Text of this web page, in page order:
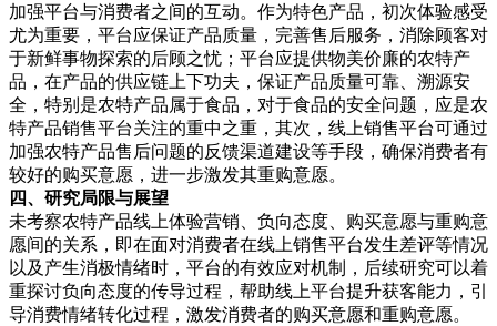
加强平台与消费者之间的互动。作为特色产品，初次体验感受
尤为重要，平台应保证产品质量，完善售后服务，消除顾客对
于新鲜事物探索的后顾之忧；平台应提供物美价廉的农特产
品，在产品的供应链上下功夫，保证产品质量可靠、溯源安
全，特别是农特产品属于食品，对于食品的安全问题，应是农
特产品销售平台关注的重中之重，其次，线上销售平台可通过
加强农特产品售后问题的反馈渠道建设等手段，确保消费者有
较好的购买意愿，进一步激发其重购意愿。
四、研究局限与展望
未考察农特产品线上体验营销、负向态度、购买意愿与重购意
愿间的关系，即在面对消费者在线上销售平台发生差评等情况
以及产生消极情绪时，平台的有效应对机制，后续研究可以着
重探讨负向态度的传导过程，帮助线上平台提升获客能力，引
导消费情绪转化过程，激发消费者的购买意愿和重购意愿。